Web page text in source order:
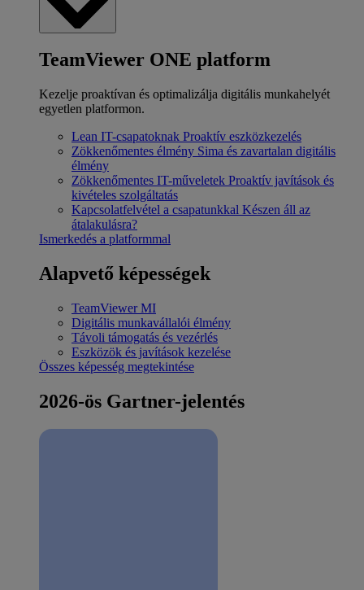
TeamViewer ONE platform
Kezelje proaktívan és optimalizálja digitális munkahelyét
egyetlen platformon.
Lean IT-csapatoknak Proaktív eszközkezelés
Zökkenőmentes élmény Sima és zavartalan digitális
élmény
Zökkenőmentes IT-műveletek Proaktív javítások és
kivételes szolgáltatás
Kapcsolatfelvétel a csapatunkkal Készen áll az
átalakulásra?
Ismerkedés a platformmal
Alapvető képességek
TeamViewer MI
Digitális munkavállalói élmény
Távoli támogatás és vezérlés
Eszközök és javítások kezelése
Összes képesség megtekintése
2026-ös Gartner-jelentés